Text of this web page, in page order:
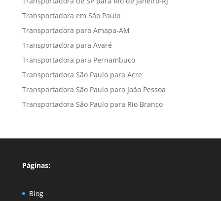
Transportadora em São Paulo
Transportadora para Amapa-AM
Transportadora para Avaré
Transportadora para Pernambuco
Transportadora São Paulo para Acre
Transportadora São Paulo para João Pessoa
Transportadora São Paulo para Rio Branco
Páginas:
Blog